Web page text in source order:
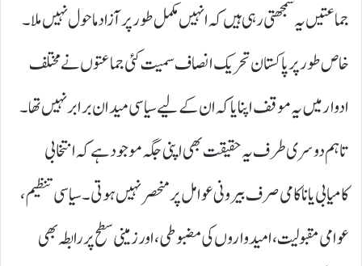
جماعتیں یہ سمجھتی رہی ہیں کہ انہیں مکمل طور پر آزاد ماحول نہیں ملا۔
خاص طور پر پاکستان تحریک انصاف سمیت کئی جماعتوں نے مختلف
ادوار میں یہ موقف اپنایا کہ ان کے لیے سیاسی میدان برابر نہیں تھا۔
تاہم دوسری طرف یہ حقیقت بھی اپنی جگہ موجود ہے کہ انتخابی
کامیابی یا ناکامی صرف بیرونی عوامل پر منحصر نہیں ہوتی۔ سیاسی تنظیم،
عوامی مقبولیت، امیدواروں کی مضبوطی، اور زمینی سطح پر رابطہ بھی